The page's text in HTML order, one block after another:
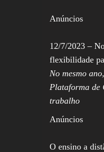
Anúncios
12/7/2023 –
flexibilidade
No mesmo
Plataforma de
trabalho
Anúncios
O ensino a